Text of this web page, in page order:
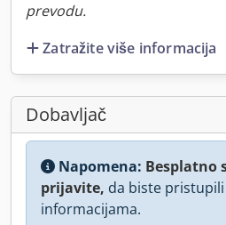
prevodu.
Zatražite više informacija
Dobavljač
Napomena: Besplatno
prijavite, da biste
informacijama.